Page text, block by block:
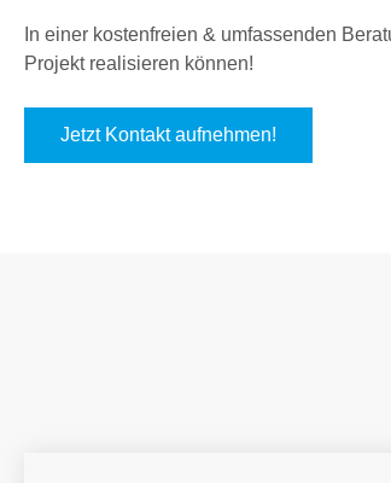
In einer kostenfreien & umfassenden
Projekt realisieren können!
Jetzt Kontakt aufnehmen!